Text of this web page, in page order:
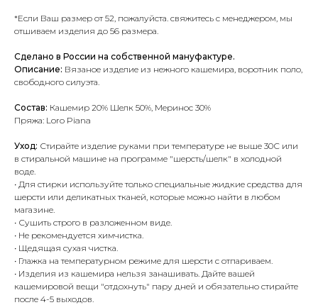
*Если Ваш размер от 52, пожалуйста. свяжитесь с менеджером, мы
отшиваем изделия до 56 размера.
Сделано в России на собственной мануфактуре.
Описание: Вязаное изделие из нежного кашемира, воротник поло,
свободного силуэта.
Состав: Кашемир 20% Шелк 50%, Меринос 30%
Пряжа: Loro Piana
Уход: Стирайте изделие руками при температуре не выше 30С или
в стиральной машине на программе "шерсть/шелк" в холодной
воде.
• Для стирки используйте только специальные жидкие средства для
шерсти или деликатных тканей, которые можно найти в любом
магазине.
• Сушить строго в разложенном виде.
• Не рекомендуется химчистка.
• Щедящая сухая чистка.
• Глажка на температурном режиме для шерсти с отпариваем.
• Изделия из кашемира нельзя занашивать. Дайте вашей
кашемировой вещи "отдохнуть" пару дней и обязательно стирайте
после 4-5 выходов.